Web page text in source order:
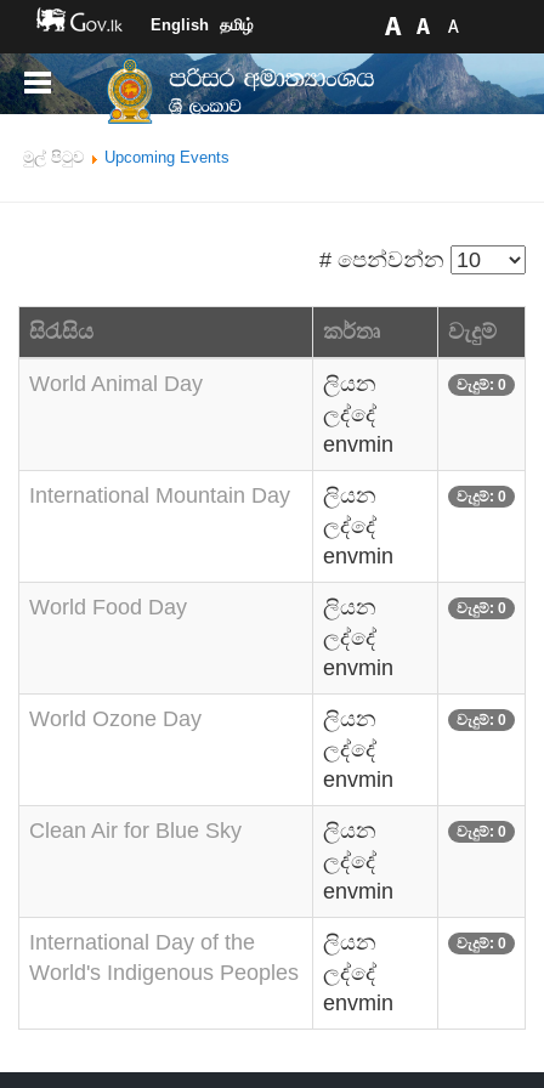
English தமிழ்
මුල් පිටුව Upcoming Events
# පෙන්වන්න
සිරැසිය කර්තෘ වැදුම්
World Animal Day
ලියන
ලද්දේ
envmin
වැදුම්: 0
International Mountain Day
ලියන
ලද්දේ
envmin
වැදුම්: 0
World Food Day
ලියන
ලද්දේ
envmin
වැදුම්: 0
World Ozone Day
ලියන
ලද්දේ
envmin
වැදුම්: 0
Clean Air for Blue Sky
ලියන
ලද්දේ
envmin
වැදුම්: 0
International Day of the
World's Indigenous Peoples
ලියන
ලද්දේ
envmin
වැදුම්: 0